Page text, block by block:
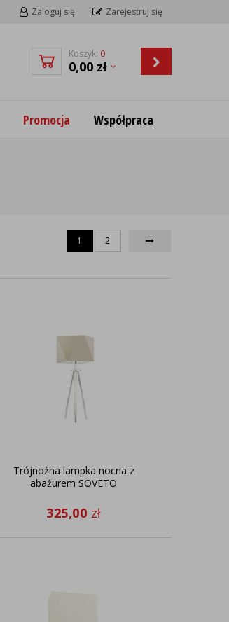
Zaloguj się Zarejestruj się
Koszyk: 0
0,00 zł
Promocja Współpraca
1 2
Trójnożna lampka nocna z
abażurem SOVETO
325,00 zł